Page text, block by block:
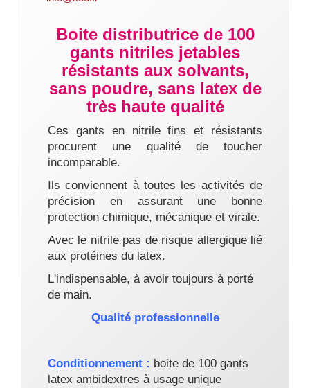
Boite distributrice de 100
gants nitriles jetables
résistants aux solvants,
sans poudre, sans latex de
très haute qualité
Ces gants en nitrile fins et résistants
procurent une qualité de toucher
incomparable.
Ils conviennent à toutes les activités de
précision en assurant une bonne
protection chimique, mécanique et virale.
Avec le nitrile pas de risque allergique lié
aux protéines du latex.
L'indispensable, à avoir toujours à porté
de main.
Qualité professionnelle
Conditionnement : boite de 100 gants
latex ambidextres à usage unique